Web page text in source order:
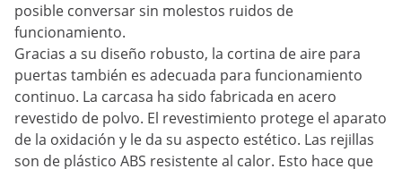
posible conversar sin molestos ruidos de
funcionamiento.
Gracias a su diseño robusto, la cortina de aire para
puertas también es adecuada para funcionamiento
continuo. La carcasa ha sido fabricada en acero
revestido de polvo. El revestimiento protege el aparato
de la oxidación y le da su aspecto estético. Las rejillas
son de plástico ABS resistente al calor. Esto hace que